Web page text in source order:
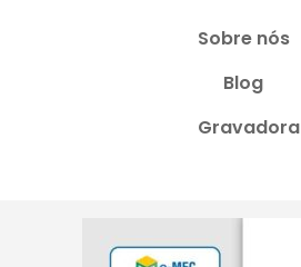
Sobre nós
Blog
Gravadora